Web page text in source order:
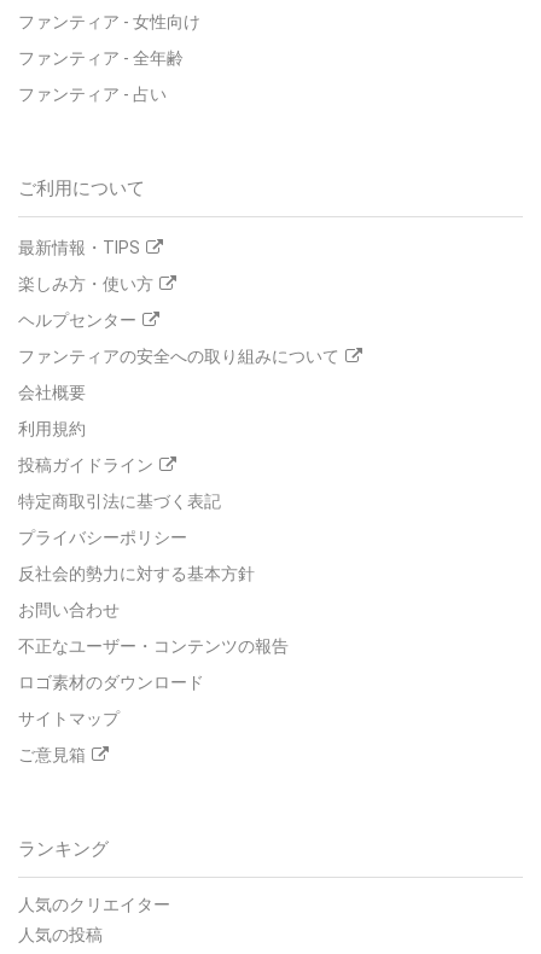
ファンティア - 女性向け
ファンティア - 全年齢
ファンティア - 占い
ご利用について
最新情報・TIPS
楽しみ方・使い方
ヘルプセンター
ファンティアの安全への取り組みについて
会社概要
利用規約
投稿ガイドライン
特定商取引法に基づく表記
プライバシーポリシー
反社会的勢力に対する基本方針
お問い合わせ
不正なユーザー・コンテンツの報告
ロゴ素材のダウンロード
サイトマップ
ご意見箱
ランキング
人気のクリエイター
人気の投稿